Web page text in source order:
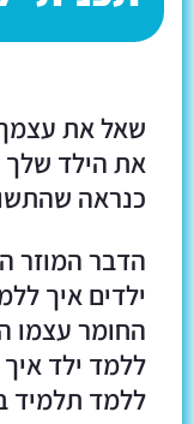
שאל את
את הילד שלך
כנראה
הדבר המוזר
ילדים איך
החומר עצמו
ללמד ילד
ללמד תלמיד